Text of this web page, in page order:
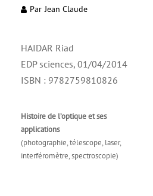
Par Jean Claude
HAIDAR Riad
EDP sciences, 01/04/2014
ISBN : 9782759810826
Histoire de l’optique et ses
applications
(photographie, télescope, laser,
interféromètre, spectroscopie)